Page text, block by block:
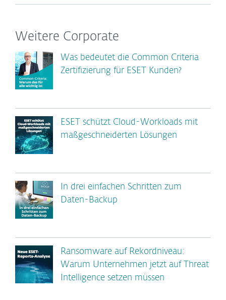
Weitere Corporate
Was bedeutet die Common Criteria
Zertifizierung für ESET Kunden?
ESET schützt Cloud-Workloads mit
maßgeschneiderten Lösungen
In drei einfachen Schritten zum
Daten-Backup
Ransomware auf Rekordniveau:
Warum Unternehmen jetzt auf Threat
Intelligence setzen müssen